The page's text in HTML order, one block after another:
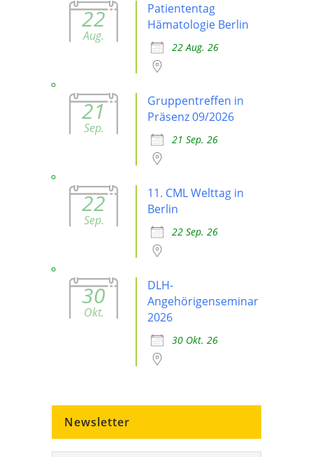
22
Aug.
Patiententag
Hämatologie Berlin
22 Aug. 26
21
Sep.
Gruppentreffen in
Präsenz 09/2026
21 Sep. 26
22
Sep.
11. CML Welttag in
Berlin
22 Sep. 26
30
Okt.
DLH-
Angehörigenseminar
2026
30 Okt. 26
Newsletter